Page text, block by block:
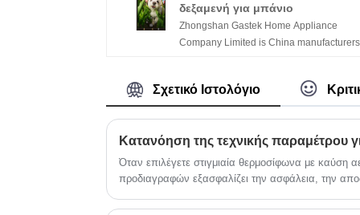
εξοικονόμηση αερίου
●Θόρυβος εργασίας<45dB
●Η τάση λειτουργίας είναι τόσο χαμηλή
●Η πίεση του νερού εκκίνησης είναι τόσο
χαμηλή όσο 0,25 bar.
δεξαμενή για μπάνιο
Zhongshan Gastek Home Appliance
Company Limited is China
Bathing with many years of experience.
to build business relationship with you.
Σχετικό Ιστολόγιο
Όταν επιλέγετε στιγμιαία θερμοσίφωνα με καύση
προδιαγραφών εξασφαλίζει την ασφάλεια, την